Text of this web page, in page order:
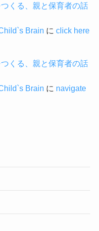
くる、親と保育者の話
Brain に click here
くる、親と保育者の話
Brain に navigate